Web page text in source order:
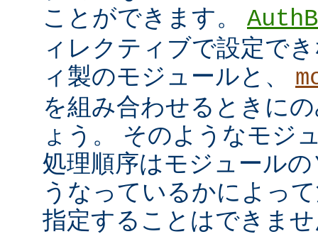
ことができます。
ィレクティブで設定で
ィ製のモジュールと、
を組み合わせるときに
ょう。 そのようなモジ
処理順序はモジュール
うなっているかによっ
指定することはできま